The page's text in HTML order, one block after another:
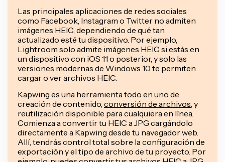
Las principales aplicaciones de redes sociales
como Facebook, Instagram o Twitter no admiten
imágenes HEIC, dependiendo de qué tan
actualizado esté tu dispositivo. Por ejemplo,
Lightroom solo admite imágenes HEIC si estás en
un dispositivo con iOS 11 o posterior, y solo las
versiones modernas de Windows 10 te permiten
cargar o ver archivos HEIC.
Kapwing es una herramienta todo en uno de
creación de contenido, conversión de archivos , y
reutilización disponible para cualquiera en línea.
Comienza a convertir tu HEIC a JPG cargándolo
directamente a Kapwing desde tu navegador web.
Allí, tendrás control total sobre la configuración de
exportación y el tipo de archivo de tu proyecto. Por